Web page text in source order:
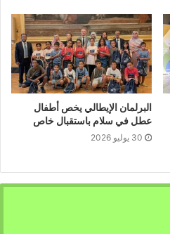
البرلمان الإيطالي يخص أطفال
عطل في سلام باستقبال خاص
30 يوليو 2026